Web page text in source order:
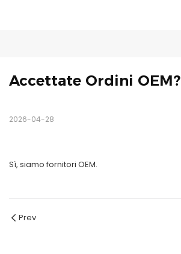
Accettate Ordini OEM?
2026-04-28
Sì, siamo fornitori OEM.
Prev